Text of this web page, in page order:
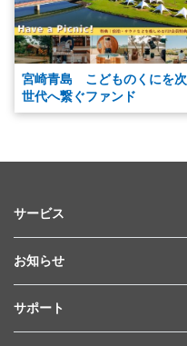
宮崎青島 こどものくにを次
世代へ繋ぐファンド
サービス
お知らせ
サポート